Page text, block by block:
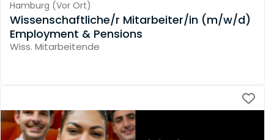
Hamburg (Vor Ort)
Wissenschaftliche/r Mitarbeiter/in (m/w/d)
Employment & Pensions
Wiss. Mitarbeitende